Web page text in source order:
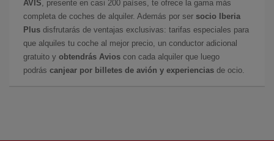
AVIS , presente en casi 200 países, te ofrece la gama más
completa de coches de alquiler. Además por ser socio Iberia
Plus disfrutarás de ventajas exclusivas: tarifas especiales para
que alquiles tu coche al mejor precio, un conductor adicional
gratuito y obtendrás Avios con cada alquiler que luego
podrás canjear por billetes de avión y experiencias de ocio.